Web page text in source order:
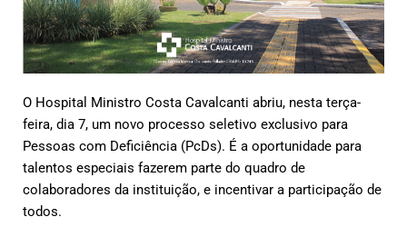
O Hospital Ministro Costa Cavalcanti abriu, nesta terça-
feira, dia 7, um novo processo seletivo exclusivo para
Pessoas com Deficiência (PcDs). É a oportunidade para
talentos especiais fazerem parte do quadro de
colaboradores da instituição, e incentivar a participação de
todos.